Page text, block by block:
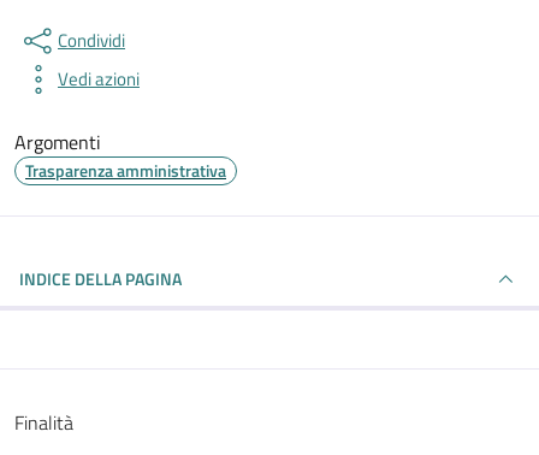
Condividi
Vedi azioni
Argomenti
Trasparenza amministrativa
INDICE DELLA PAGINA
Finalità